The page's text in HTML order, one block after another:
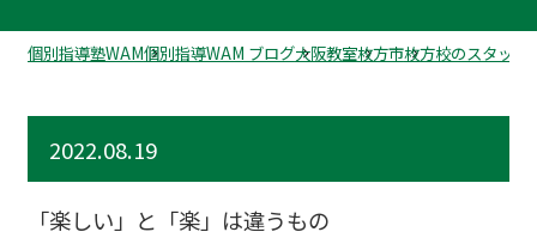
個別指導塾WAM個別指導WAM ブログ大阪教室枚方市枚方校のスタッフ
2022.08.19
「楽しい」と「楽」は違うもの